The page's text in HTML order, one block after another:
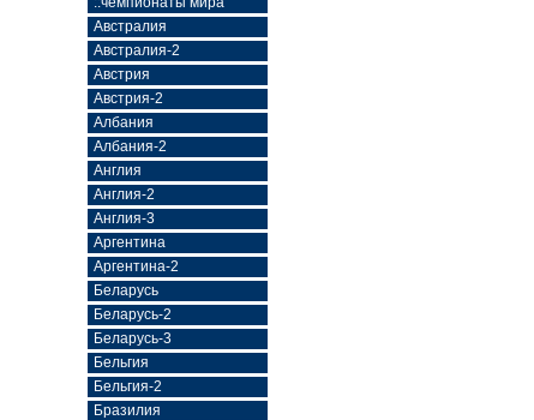
Австралия
Австралия-2
Австрия
Австрия-2
Албания
Албания-2
Англия
Англия-2
Англия-3
Аргентина
Аргентина-2
Беларусь
Беларусь-2
Беларусь-3
Бельгия
Бельгия-2
Бразилия